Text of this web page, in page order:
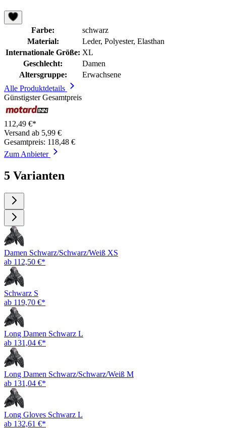
Farbe:
schwarz
Material:
Leder, Polyester, Elasthan
Internationale Größe: XL
Geschlecht:
Damen
Altersgruppe:
Erwachsene
Alle Produktdetails
Günstigster Gesamtpreis
112,49 €*
Versand ab 5,99 €
Gesamtpreis: 118,48 €
Zum Anbieter
5 Varianten
Damen Schwarz/Schwarz/Weiß XS
ab 112,50 €*
Schwarz S
ab 119,70 €*
Long Damen Schwarz L
ab 131,04 €*
Long Damen Schwarz/Schwarz/Weiß M
ab 131,04 €*
Long Gloves Schwarz L
ab 132,61 €*